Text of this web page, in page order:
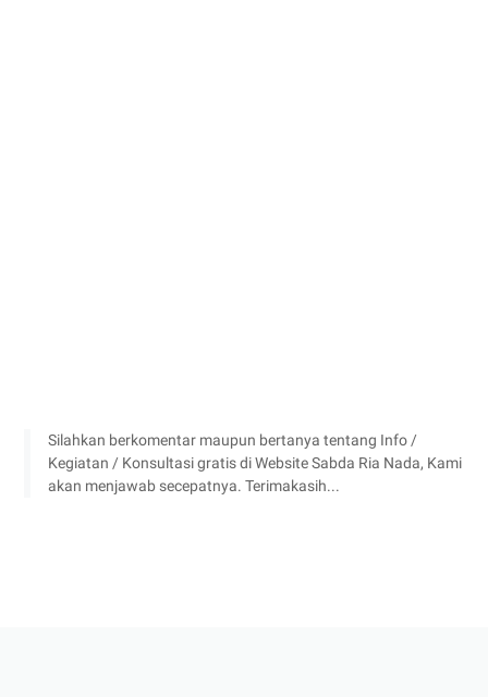
Silahkan berkomentar maupun bertanya tentang Info /
Kegiatan / Konsultasi gratis di Website Sabda Ria Nada, Kami
akan menjawab secepatnya. Terimakasih...